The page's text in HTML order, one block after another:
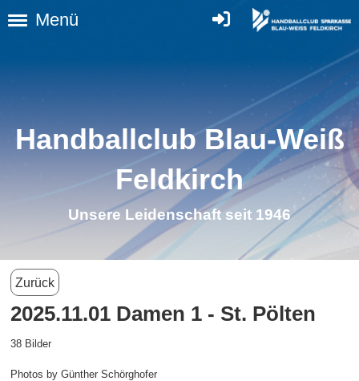
Menü
Handballclub Blau-Weiß
Feldkirch
Unsere Leidenschaft seit 1946
Zurück
2025.11.01 Damen 1 - St. Pölten
38 Bilder
Photos by Günther Schörghofer